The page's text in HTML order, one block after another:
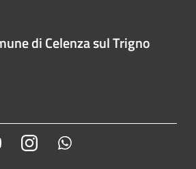
di Celenza sul Trigno
YoutubeInstagram